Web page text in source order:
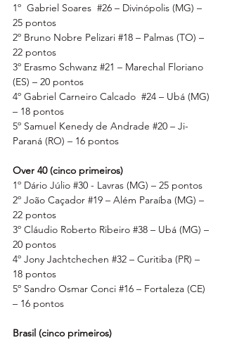
1º  Gabriel Soares #26 – Divinópolis (MG) –
25 pontos
2º Bruno Nobre Pelizari #18 – Palmas (TO) –
22 pontos
3º Erasmo Schwanz #21 – Marechal Floriano
(ES) – 20 pontos
4º Gabriel Carneiro Calcado #24 – Ubá (MG)
– 18 pontos
5º Samuel Kenedy de Andrade #20 – Ji-
Paraná (RO) – 16 pontos
Over 40 (cinco primeiros)
1º Dário Júlio #30 - Lavras (MG) – 25 pontos
2º João Caçador #19 – Além Paraíba (MG) –
22 pontos
3º Cláudio Roberto Ribeiro #38 – Ubá (MG) –
20 pontos
4º Jony Jachtchechen #32 – Curitiba (PR) –
18 pontos
5º Sandro Osmar Conci #16 – Fortaleza (CE)
– 16 pontos
Brasil (cinco primeiros)